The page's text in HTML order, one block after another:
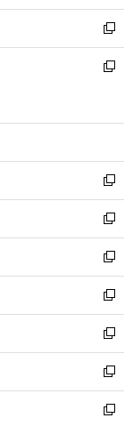
開
く
ウ
で
開
く
ン
ド
ウ
で
ウ
ィ
ン
ド
開
新
し
い
ン
ウ
で
開
く
新
ウ
ン
ド
ウ
で
開
く
新
し
い
ウ
ィ
ン
ド
ウ
で
開
く
新
し
い
ウ
ィ
ン
ド
ウ
で
開
く
新
し
い
ウ
ィ
ン
ド
ウ
で
新
し
い
ウ
ィ
ン
ド
新
し
い
ウ
ィ
新
し
い
新